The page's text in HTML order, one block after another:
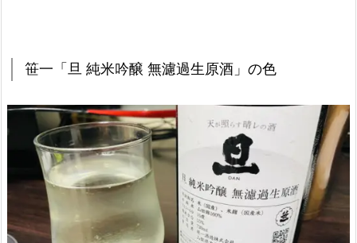
笹一「旦 純米吟醸 無濾過生原酒」の色